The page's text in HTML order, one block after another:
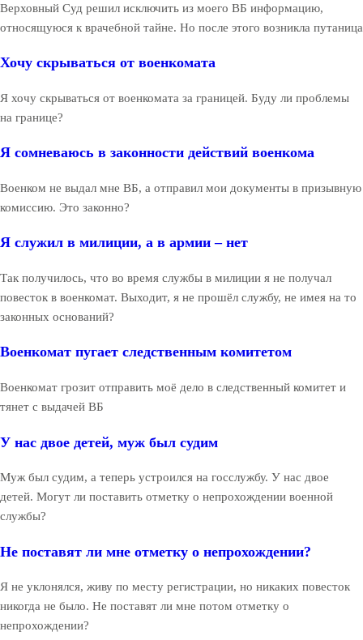
Верховный Суд решил исключить из моего ВБ информацию,
относящуюся к врачебной тайне. Но после этого возникла путаница
Хочу скрываться от военкомата
Я хочу скрываться от военкомата за границей. Буду ли проблемы
на границе?
Я сомневаюсь в законности действий военкома
Военком не выдал мне ВБ, а отправил мои документы в призывную
комиссию. Это законно?
Я служил в милиции, а в армии – нет
Так получилось, что во время службы в милиции я не получал
повесток в военкомат. Выходит, я не прошёл службу, не имея на то
законных оснований?
Военкомат пугает следственным комитетом
Военкомат грозит отправить моё дело в следственный комитет и
тянет с выдачей ВБ
У нас двое детей, муж был судим
Муж был судим, а теперь устроился на госслужбу. У нас двое
детей. Могут ли поставить отметку о непрохождении военной
службы?
Не поставят ли мне отметку о непрохождении?
Я не уклонялся, живу по месту регистрации, но никаких повесток
никогда не было. Не поставят ли мне потом отметку о
непрохождении?